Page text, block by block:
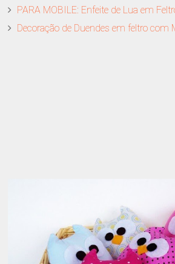
PARA MOBILE: Enfeite de Lua em
Decoração de Duendes em feltro com